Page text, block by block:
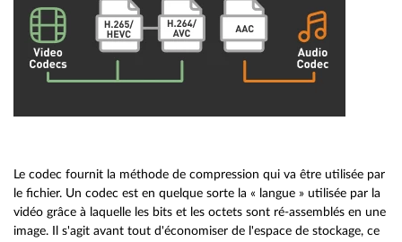
Le codec fournit la méthode de compression qui va être utilisée par
le fichier. Un codec est en quelque sorte la « langue » utilisée par la
vidéo grâce à laquelle les bits et les octets sont ré-assemblés en une
image. Il s'agit avant tout d'économiser de l'espace de stockage, ce